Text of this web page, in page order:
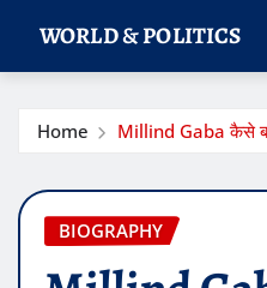
WORLD & POLITICS
Home Millind Gaba कैसे
BIOGRAPHY